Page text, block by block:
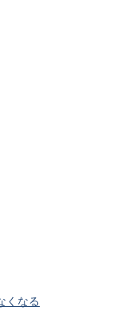
くなる